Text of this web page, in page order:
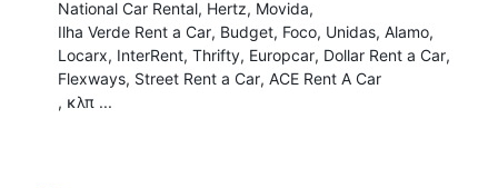
National Car Rental Hertz Movida
Ilha Verde Rent a Car Budget Foco Unidas Alamo
Locarx InterRent Thrifty Europcar Dollar Rent a Car
Flexways Street Rent a Car ACE Rent A Car
, κλπ ...